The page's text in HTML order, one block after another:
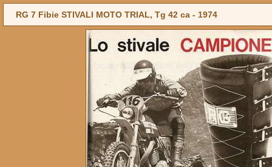
RG 7 Fibie STIVALI MOTO TRIAL, Tg 42 ca - 1974